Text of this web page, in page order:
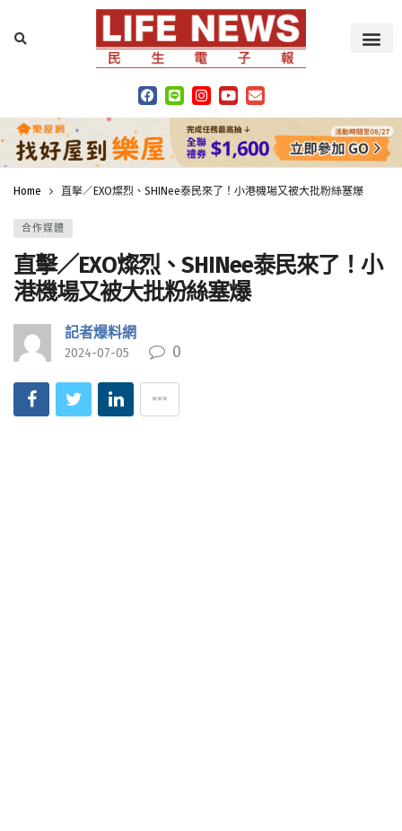
Home 直擊／EXO燦烈、SHINee泰民來了！小港機場又被大批粉絲塞爆
合作媒體
直擊／EXO燦烈、SHINee泰民來了！小
港機場又被大批粉絲塞爆
記者爆料網
2024-07-05 0